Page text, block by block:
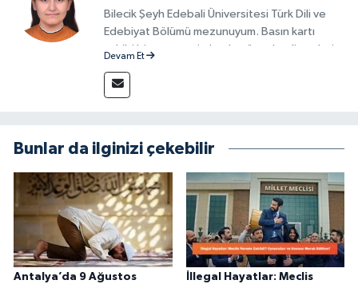
Bilecik Şeyh Edebali Üniversitesi Türk Dili ve
Edebiyat Bölümü mezunuyum. Basın kartı
sahibi bir gazeteci olarak, güncel gelişmeleri
güvenilir ve tarafsız bilgilerle buluşturmayı
amaçlıyorum. Habercilik anlayışımda etik
alanlarda ürettiğim içeriklerle kamuoyuna
fayda sağla
Devam Et
Bunlar da ilginizi çekebilir
Antalya’da 9 Ağustos İllegal Hayatlar: Meclis